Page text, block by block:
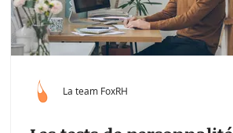
La team FoxRH